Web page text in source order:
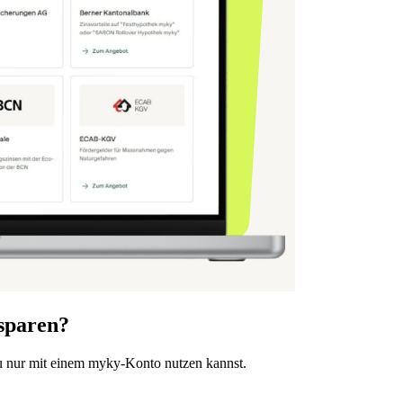
nur mit einem myky-Konto nutzen kannst.